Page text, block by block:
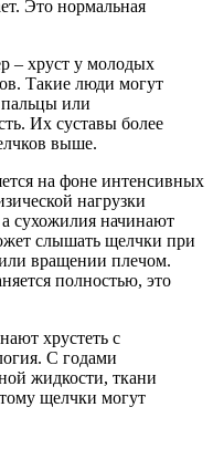
Это нормальная
– хруст у молодых
Такие люди могут
пальцы или
Их суставы более
выше.
на фоне интенсивных
нагрузки
сухожилия начинают
слышать щелчки при
вращении плечом.
полностью, это
хрустеть с
С годами
жидкости, ткани
щелчки могут